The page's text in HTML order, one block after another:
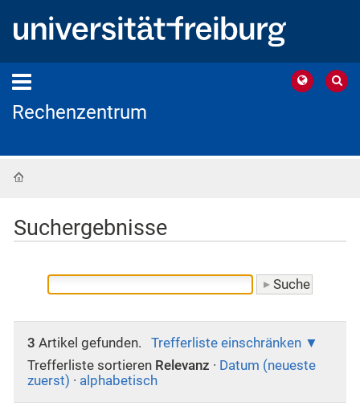
Rechenzentrum
Suchergebnisse
3 Artikel gefunden.
Trefferliste einschränken
Trefferliste sortieren Relevanz · Datum (neueste
zuerst) · alphabetisch